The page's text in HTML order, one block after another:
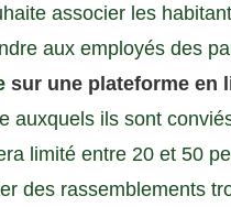
associer les
aux employés des
sur une plateforme en
auxquels ils sont
limité entre 20 et 50
des rassemblements